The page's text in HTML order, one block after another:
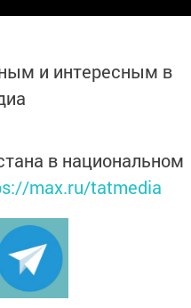
и интересным в
в национальном
max.ru/tatmedia